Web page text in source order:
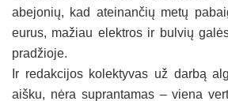
abejonių, kad ateinančių metų
eurus, mažiau elektros ir bulvių
pradžioje.
Ir redakcijos kolektyvas už darbą
aišku, nėra suprantamas – viena